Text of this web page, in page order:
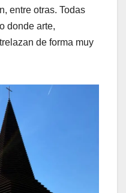
entre otras. Todas
donde arte,
de forma muy